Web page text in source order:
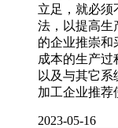
立足，就必须
法，以提高生
的企业推崇和
成本的生产过
以及与其它
加工企业推荐
2023-05-16